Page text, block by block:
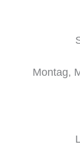
Montag,